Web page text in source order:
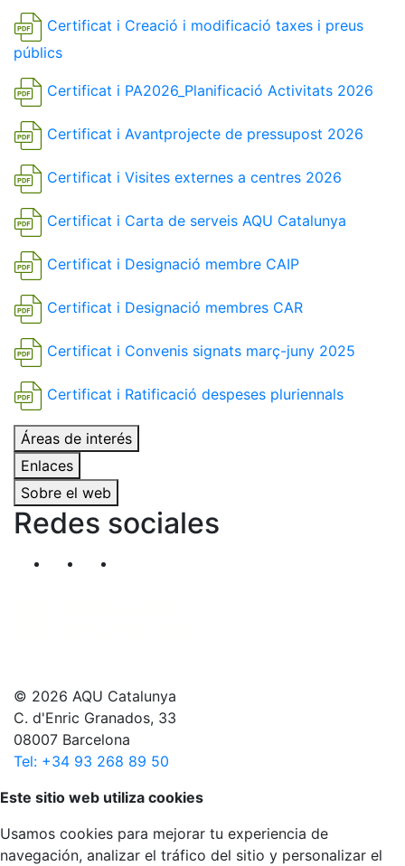
Certificat i Creació i modificació taxes i preus
públics
Certificat i PA2026_Planificació Activitats 2026
Certificat i Avantprojecte de pressupost 2026
Certificat i Visites externes a centres 2026
Certificat i Carta de serveis AQU Catalunya
Certificat i Designació membre CAIP
Certificat i Designació membres CAR
Certificat i Convenis signats març-juny 2025
Certificat i Ratificació despeses pluriennals
Áreas de interés
Enlaces
Sobre el web
Redes sociales
Segueix-nos al nostre canal de Twitter
© 2026 AQU Catalunya
C. d'Enric Granados, 33
08007 Barcelona
Tel: +34 93 268 89 50
Volver arriba
Este sitio web utiliza cookies
Usamos cookies para mejorar tu experiencia de
navegación, analizar el tráfico del sitio y personalizar el